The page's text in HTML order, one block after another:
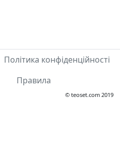
Політика конфіденційності
Правила
© teoset.com 2019